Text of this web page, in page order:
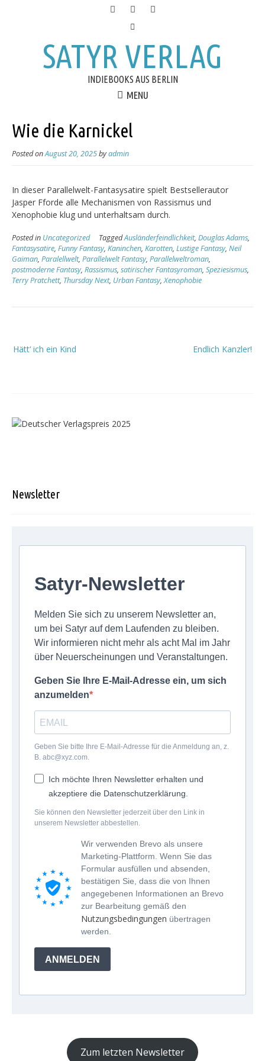
SATYR VERLAG
INDIEBOOKS AUS BERLIN
MENU
Wie die Karnickel
Posted onAugust 20, 2025byadmin
In dieser Parallelwelt-Fantasysatire spielt Bestsellerautor
Jasper Fforde alle Mechanismen von Rassismus und
Xenophobie klug und unterhaltsam durch.
Posted in Uncategorized TaggedAusländerfeindlichkeit, Douglas Adams,
Fantasysatire, Funny Fantasy, Kaninchen, Karotten, Lustige Fantasy, Neil
Gaiman, Paralellwelt, Parallelwelt Fantasy, Parallelweltroman,
postmoderne Fantasy, Rassismus, satirischer Fantasyroman, Speziesismus,
Terry Pratchett, Thursday Next, Urban Fantasy,Xenophobie
Endlich Kanzler!
Hätt‘ ich ein Kind
Newsletter
Satyr-Newsletter
Melden Sie sich zu unserem Newsletter an,
um bei Satyr auf dem Laufenden zu bleiben.
Wir informieren nicht mehr als acht Mal im Jahr
über Neuerscheinungen und Veranstaltungen.
Geben Sie Ihre E-Mail-Adresse ein, um sich
anzumelden
Geben Sie bitte Ihre E-Mail-Adresse für die Anmeldung an, z.
B. abc@xyz.com.
Ich möchte Ihren Newsletter erhalten und
akzeptiere die Datenschutzerklärung.
Sie können den Newsletter jederzeit über den Link in
unserem Newsletter abbestellen.
Wir verwenden Brevo als unsere
Marketing-Plattform. Wenn Sie das
Formular ausfüllen und absenden,
bestätigen Sie, dass die von Ihnen
angegebenen Informationen an Brevo
zur Bearbeitung gemäß den
Nutzungsbedingungen übertragen
werden.
ANMELDEN
Zum letzten Newsletter